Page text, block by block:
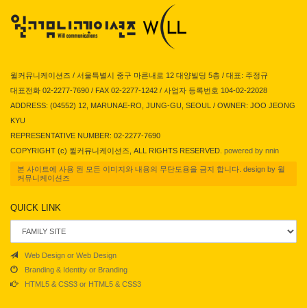
윌커뮤니케이션즈 / 서울특별시 중구 마른내로 12 대양빌딩 5층 / 대표: 주정규
대표전화 02-2277-7690 / FAX 02-2277-1242 / 사업자 등록번호 104-02-22028
ADDRESS: (04552) 12, MARUNAE-RO, JUNG-GU, SEOUL / OWNER: JOO JEONG
KYU
REPRESENTATIVE NUMBER: 02-2277-7690
COPYRIGHT (c) 윌커뮤니케이션즈, ALL RIGHTS RESERVED. powered by nnin
본 사이트에 사용 된 모든 이미지와 내용의 무단도용을 금지 합니다. design by 윌
커뮤니케이션즈
QUICK LINK
Web Design or Web Design
Branding & Identity or Branding
HTML5 & CSS3 or HTML5 & CSS3